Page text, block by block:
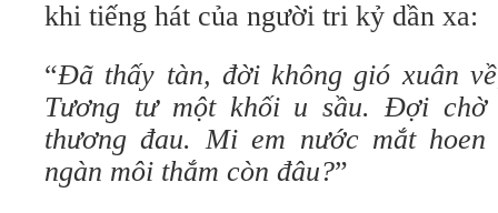
khi tiếng hát của người tri kỷ dần xa:
“Đã thấy tàn, đời không gió xuân
Tương tư một khối u sầu. Đợi
thương đau. Mi em nước mắt hoen
ngàn môi thắm còn đâu?”